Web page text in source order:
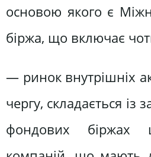
основою якого є
біржа, що включає
— ринок внутрішніх
чергу, складається із
фондових біржах